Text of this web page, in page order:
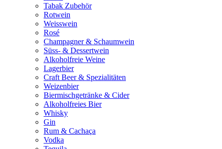
Tabak Zubehör
Rotwein
Weisswein
Rosé
Champagner & Schaumwein
Süss- & Dessertwein
Alkoholfreie Weine
Lagerbier
Craft Beer & Spezialitäten
Weizenbier
Biermischgetränke & Cider
Alkoholfreies Bier
Whisky
Gin
Rum & Cachaça
Vodka